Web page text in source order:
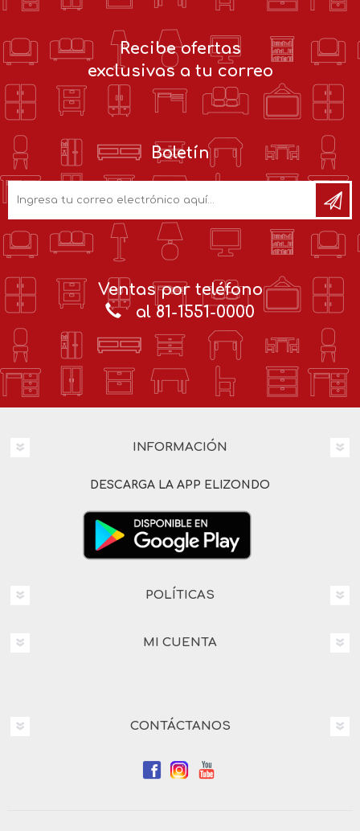
Recibe ofertas
exclusivas a tu correo
Boletín
Ventas por teléfono
al 81-1551-0000
INFORMACIÓN
DESCARGA LA APP ELIZONDO
POLÍTICAS
MI CUENTA
CONTÁCTANOS